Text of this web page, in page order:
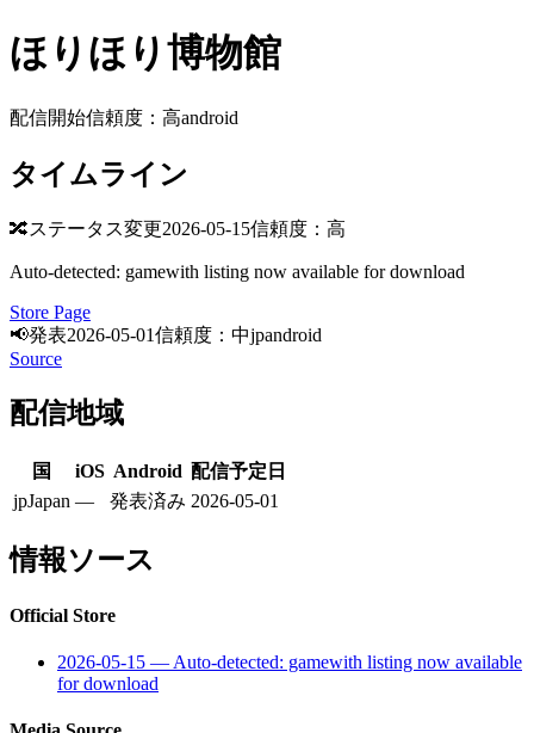
ほりほり博物館
配信開始信頼度：高android
タイムライン
🔀ステータス変更2026-05-15信頼度：高
Auto-detected: gamewith listing now available for download
Store Page
📢発表2026-05-01信頼度：中jpandroid
Source
配信地域
国 iOS Android 配信予定日
jpJapan — 発表済み 2026-05-01
情報ソース
Official Store
2026-05-15 — Auto-detected: gamewith listing now available
for download